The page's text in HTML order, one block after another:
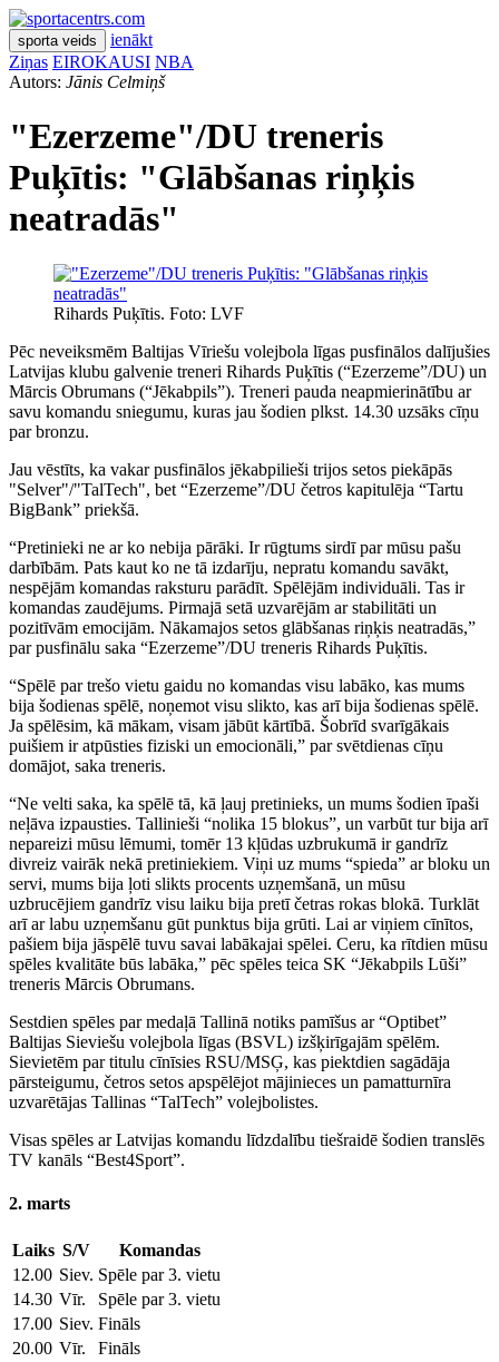
sporta veids
ienākt
Ziņas EIROKAUSI NBA
Autors: Jānis Celmiņš
"Ezerzeme"/DU treneris
Puķītis: "Glābšanas riņķis
neatradās"
Rihards Puķītis. Foto: LVF
Pēc neveiksmēm Baltijas Vīriešu volejbola līgas pusfinālos dalījušies
Latvijas klubu galvenie treneri Rihards Puķītis (“Ezerzeme”/DU) un
Mārcis Obrumans (“Jēkabpils”). Treneri pauda neapmierinātību ar
savu komandu sniegumu, kuras jau šodien plkst. 14.30 uzsāks cīņu
par bronzu.
Jau vēstīts, ka vakar pusfinālos jēkabpilieši trijos setos piekāpās
"Selver"/"TalTech", bet “Ezerzeme”/DU četros kapitulēja “Tartu
BigBank” priekšā.
“Pretinieki ne ar ko nebija pārāki. Ir rūgtums sirdī par mūsu pašu
darbībām. Pats kaut ko ne tā izdarīju, nepratu komandu savākt,
nespējām komandas raksturu parādīt. Spēlējām individuāli. Tas ir
komandas zaudējums. Pirmajā setā uzvarējām ar stabilitāti un
pozitīvām emocijām. Nākamajos setos glābšanas riņķis neatradās,”
par pusfinālu saka “Ezerzeme”/DU treneris Rihards Puķītis.
“Spēlē par trešo vietu gaidu no komandas visu labāko, kas mums
bija šodienas spēlē, noņemot visu slikto, kas arī bija šodienas spēlē.
Ja spēlēsim, kā mākam, visam jābūt kārtībā. Šobrīd svarīgākais
puišiem ir atpūsties fiziski un emocionāli,” par svētdienas cīņu
domājot, saka treneris.
“Ne velti saka, ka spēlē tā, kā ļauj pretinieks, un mums šodien īpaši
neļāva izpausties. Tallinieši “nolika 15 blokus”, un varbūt tur bija arī
nepareizi mūsu lēmumi, tomēr 13 kļūdas uzbrukumā ir gandrīz
divreiz vairāk nekā pretiniekiem. Viņi uz mums “spieda” ar bloku un
servi, mums bija ļoti slikts procents uzņemšanā, un mūsu
uzbrucējiem gandrīz visu laiku bija pretī četras rokas blokā. Turklāt
arī ar labu uzņemšanu gūt punktus bija grūti. Lai ar viņiem cīnītos,
pašiem bija jāspēlē tuvu savai labākajai spēlei. Ceru, ka rītdien mūsu
spēles kvalitāte būs labāka,” pēc spēles teica SK “Jēkabpils Lūši”
treneris Mārcis Obrumans.
Sestdien spēles par medaļā Tallinā notiks pamīšus ar “Optibet”
Baltijas Sieviešu volejbola līgas (BSVL) izšķirīgajām spēlēm.
Sievietēm par titulu cīnīsies RSU/MSĢ, kas piektdien sagādāja
pārsteigumu, četros setos apspēlējot mājinieces un pamatturnīra
uzvarētājas Tallinas “TalTech” volejbolistes.
Visas spēles ar Latvijas komandu līdzdalību tiešraidē šodien translēs
TV kanāls “Best4Sport”.
2. marts
Laiks S/V
Komandas
12.00 Siev. Spēle par 3. vietu
14.30 Vīr.
Spēle par 3. vietu
17.00 Siev. Fināls
20.00 Vīr. Fināls